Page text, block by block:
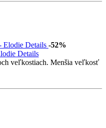
-52%
Details
veľkostiach. Menšia veľkosť